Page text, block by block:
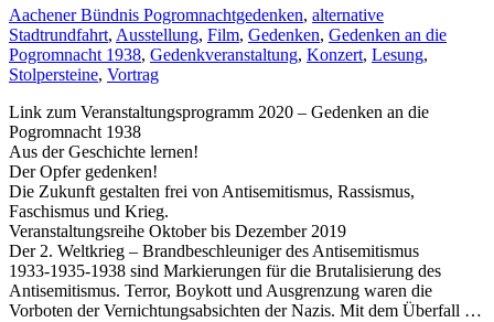
Aachener Bündnis Pogromnachtgedenken, alternative
Stadtrundfahrt, Ausstellung, Film, Gedenken, Gedenken an die
Pogromnacht 1938, Gedenkveranstaltung, Konzert, Lesung,
Stolpersteine, Vortrag
Link zum Veranstaltungsprogramm 2020 – Gedenken an die
Pogromnacht 1938
Aus der Geschichte lernen!
Der Opfer gedenken!
Die Zukunft gestalten frei von Antisemitismus, Rassismus,
Faschismus und Krieg.
Veranstaltungsreihe Oktober bis Dezember 2019
Der 2. Weltkrieg – Brandbeschleuniger des Antisemitismus
1933-1935-1938 sind Markierungen für die Brutalisierung des
Antisemitismus. Terror, Boykott und Ausgrenzung waren die
Vorboten der Vernichtungsabsichten der Nazis. Mit dem Überfall …